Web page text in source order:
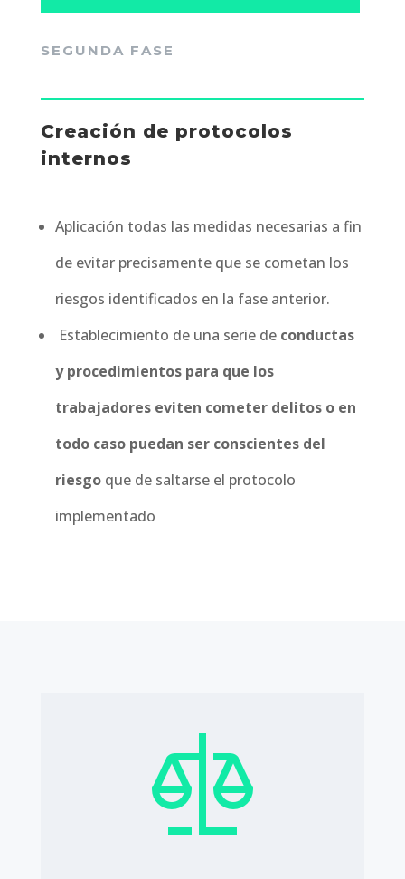
SEGUNDA FASE
Creación de protocolos
internos
Aplicación todas las medidas necesarias a fin
de evitar precisamente que se cometan los
riesgos identificados en la fase anterior.
Establecimiento de una serie de conductas
y procedimientos para que los
trabajadores eviten cometer delitos o en
todo caso puedan ser conscientes del
riesgoque de saltarse el protocolo
implementado